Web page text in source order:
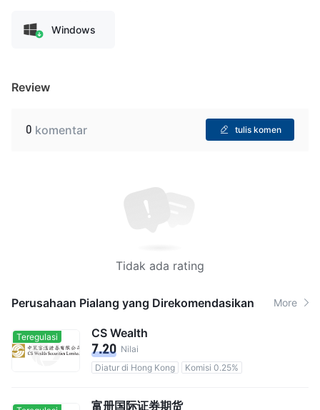
Windows
Review
0 komentar tulis komen
Tidak ada rating
Perusahaan Pialang yang Direkomendasikan More
Teregulasi CS Wealth
7.20 Nilai
Diatur di Hong Kong
Komisi 0.25%
富册国际证券期货